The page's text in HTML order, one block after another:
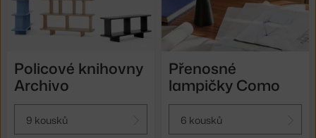
Policové knihovny
Archivo
9 kousků
Přenosné
lampičky Como
6 kousků